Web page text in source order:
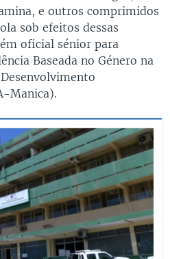
e outros comprimidos
sob efeitos dessas
oficial sénior para
Baseada no Género na
Manica).